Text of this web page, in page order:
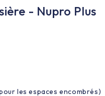
- Nupro Plus
les espaces encombrés)